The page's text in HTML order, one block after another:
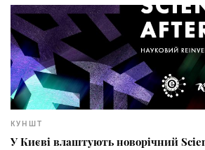
КУНШТ
У Києві влаштують новорічний